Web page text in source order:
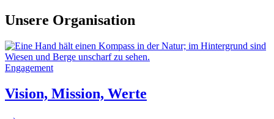
Unsere Organisation
Engagement
Vision, Mission, Werte